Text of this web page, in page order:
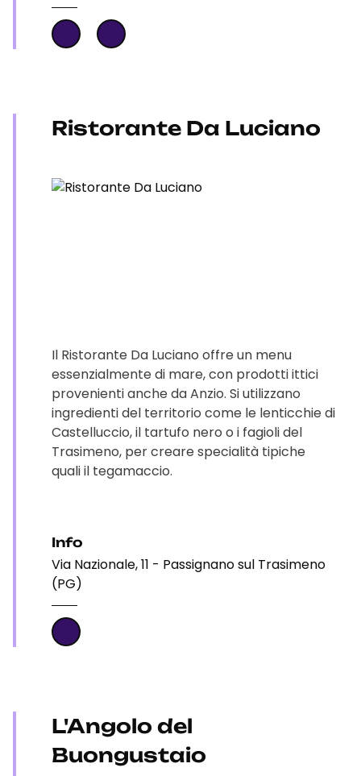
Ristorante Da Luciano
Il Ristorante Da Luciano offre un menu
essenzialmente di mare, con prodotti ittici
provenienti anche da Anzio. Si utilizzano
ingredienti del territorio come le lenticchie di
Castelluccio, il tartufo nero o i fagioli del
Trasimeno, per creare specialità tipiche
quali il tegamaccio.
Info
Via Nazionale, 11 - Passignano sul Trasimeno
(PG)
L'Angolo del
Buongustaio